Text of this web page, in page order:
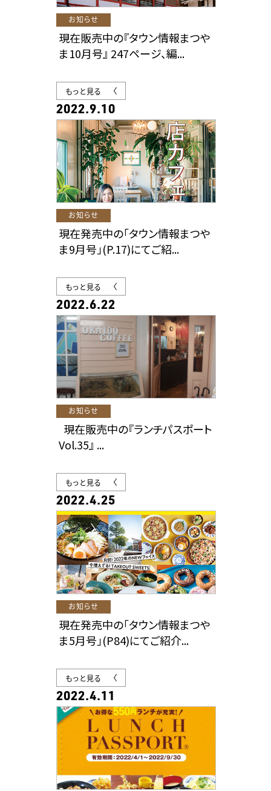
お知らせ
現在販売中の『タウン情報まつや
ま10月号』 247ページ、編...
もっと見る
2022.9.10
お知らせ
現在発売中の「タウン情報まつや
ま9月号」(P.17)にてご紹...
もっと見る
2022.6.22
お知らせ
現在販売中の『ランチパスポート
Vol.35』 ...
もっと見る
2022.4.25
お知らせ
現在発売中の「タウン情報まつや
ま5月号」(P84)にてご紹介...
もっと見る
2022.4.11